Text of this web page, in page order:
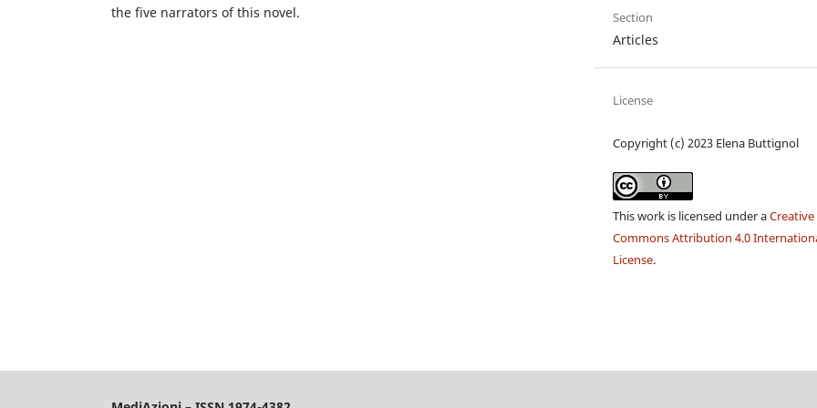
the five narrators of this novel. Section
Articles
License
Copyright (c) 2023 Elena Buttignol
This work is licensed under aCreative
Commons Attribution 4.0
License.